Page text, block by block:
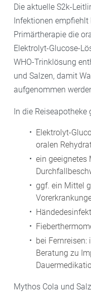
Die aktuelle S2k-
Infektionen empfiehlt
Primärtherapie die
Elektrolyt-Glucose-
WHO-Trinklösung
und Salzen, damit
aufgenommen
In die Reiseapotheke
Elektrolyt-
oralen
ein geeignetes
ggf. ein Mittel
bei
Beratung zu
Mythos Cola und